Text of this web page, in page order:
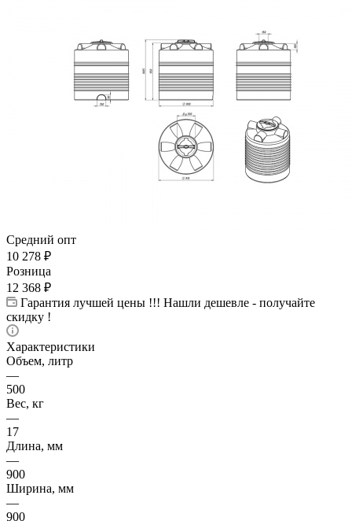
Средний опт
10 278 ₽
Розница
12 368 ₽
Гарантия лучшей цены !!! Нашли дешевле - получайте
скидку !
Характеристики
Объем, литр
—
500
Вес, кг
—
17
Длина, мм
—
900
Ширина, мм
—
900